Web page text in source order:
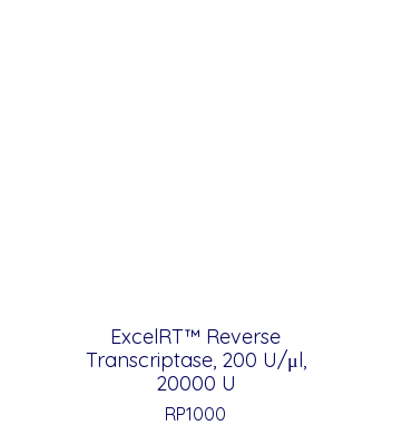
ExcelRT™ Reverse
Transcriptase, 200 U/μl,
20000 U
RP1000